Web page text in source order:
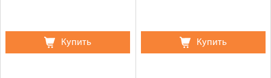
Купить Купить